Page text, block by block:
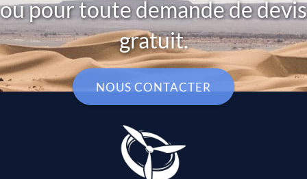
ou pour toute demande de devis
gratuit.
NOUS CONTACTER